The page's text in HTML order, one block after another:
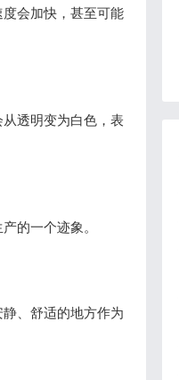
会加快，甚至可能
透明变为白色，表
的一个迹象。
、舒适的地方作为